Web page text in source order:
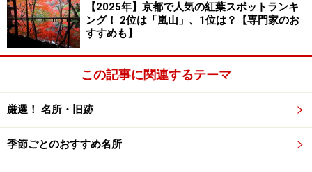
【2025年】京都で人気の紅葉スポットランキ
ング！ 2位は「嵐山」、1位は？【専門家のお
すすめも】
この記事に関連するテーマ
厳選！ 名所・旧跡
季節ごとのおすすめ名所